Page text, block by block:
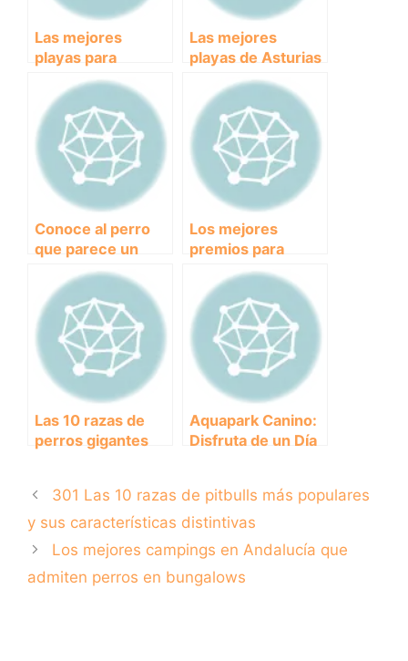
Las mejores
playas para
disfrutar con tu
perro en Asturias
Las mejores
playas de Asturias
donde puedes
pasear con tu
perro
Conoce al perro
que parece un
características y
curiosidades.
Los mejores
premios para
recompensas
ideales para tu fiel
compañero
Las 10 razas de
perros gigantes
personalidad
Aquapark Canino:
Disfruta de un Día
el Agua
301 Las 10 razas de pitbulls más populares
y sus características distintivas
Los mejores campings en Andalucía que
admiten perros en bungalows